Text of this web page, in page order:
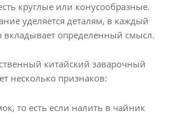
круглые или конусообразные.
уделяется деталям, в каждый
вкладывает определенный смысл.
китайский заварочный
несколько признаков:
то есть если налить в чайник